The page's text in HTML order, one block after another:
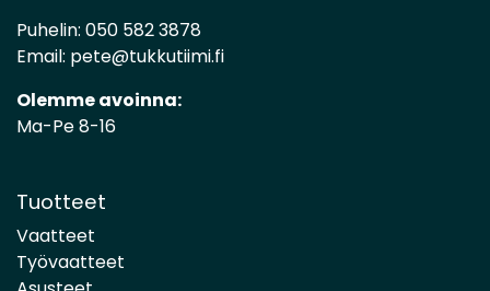
Puhelin: 050 582 3878
Email: pete@tukkutiimi.fi
Olemme avoinna:
Ma-Pe 8-16
Tuotteet
Vaatteet
Työvaatteet